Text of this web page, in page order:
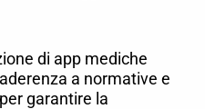
di app mediche
a normative e
garantire la